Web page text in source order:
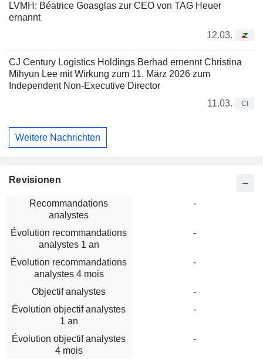
LVMH: Béatrice Goasglas zur CEO von TAG Heuer
ernannt
12.03.
CJ Century Logistics Holdings Berhad ernennt Christina
Mihyun Lee mit Wirkung zum 11. März 2026 zum
Independent Non-Executive Director
11.03.
CI
Weitere Nachrichten
Revisionen
Recommandations
analystes
-
Évolution recommandations
analystes 1 an
-
Évolution recommandations
analystes 4 mois
-
Objectif analystes
-
Évolution objectif analystes
1 an
-
Évolution objectif analystes
4 mois
-